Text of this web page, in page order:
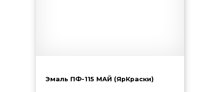
Эмаль ПФ-115 МАЙ (ЯрКраски)